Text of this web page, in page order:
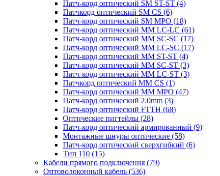
Патч-корд оптический SM ST-ST (4)
Патчкорд оптический SM CS (6)
Патч-корд оптический SM MPO (18)
Патч-корд оптический MM LC-LC (61)
Патч-корд оптический MM SC-SC (17)
Патч-корд оптический MM LC-SC (17)
Патч-корд оптический MM ST-ST (4)
Патч-корд оптический MM SC-ST (3)
Патч-корд оптический MM LC-ST (3)
Патчкорд оптический MM CS (1)
Патч-корд оптический MM MPO (47)
Патч-корд оптический 2.0mm (3)
Патч-корд оптический FTTH (68)
Оптические пигтейлы (28)
Патч-корд оптический армированный (9)
Монтажные шнуры оптические (58)
Патч-корд оптический сверхгибкий (6)
Тип 110 (15)
Кабели прямого подключения (79)
Оптоволоконный кабель (536)